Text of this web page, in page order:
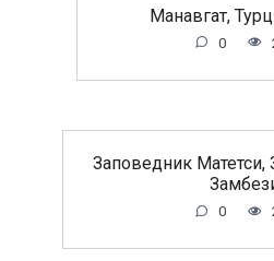
Манавгат,
0
Заповедник Матетси,
0